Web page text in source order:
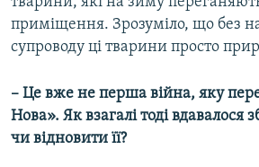
приміщення. Зрозуміло, що без
супроводу ці тварини просто
– Це вже не перша війна, яку
Нова». Як взагалі тоді вдавалося
чи відновити її?